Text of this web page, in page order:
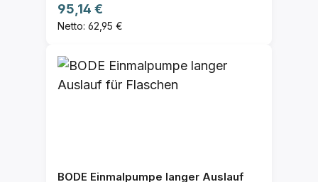
Regulärer Preis:
95,14 €
Netto: 62,95 €
BODE Einmalpumpe langer Auslauf